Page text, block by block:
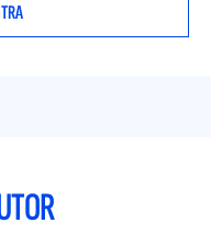
en todo el
para sus